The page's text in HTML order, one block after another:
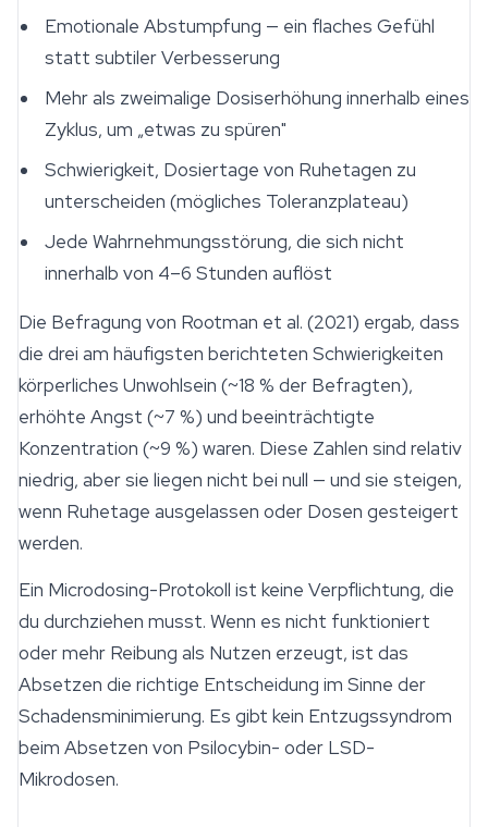
Emotionale Abstumpfung — ein flaches Gefühl
statt subtiler Verbesserung
Mehr als zweimalige Dosiserhöhung innerhalb eines
Zyklus, um „etwas zu spüren"
Schwierigkeit, Dosiertage von Ruhetagen zu
unterscheiden (mögliches Toleranzplateau)
Jede Wahrnehmungsstörung, die sich nicht
innerhalb von 4–6 Stunden auflöst
Die Befragung von Rootman et al. (2021) ergab, dass
die drei am häufigsten berichteten Schwierigkeiten
körperliches Unwohlsein (~18 % der Befragten),
erhöhte Angst (~7 %) und beeinträchtigte
Konzentration (~9 %) waren. Diese Zahlen sind relativ
niedrig, aber sie liegen nicht bei null — und sie steigen,
wenn Ruhetage ausgelassen oder Dosen gesteigert
werden.
Ein Microdosing-Protokoll ist keine Verpflichtung, die
du durchziehen musst. Wenn es nicht funktioniert
oder mehr Reibung als Nutzen erzeugt, ist das
Absetzen die richtige Entscheidung im Sinne der
Schadensminimierung. Es gibt kein Entzugssyndrom
beim Absetzen von Psilocybin- oder LSD-
Mikrodosen.